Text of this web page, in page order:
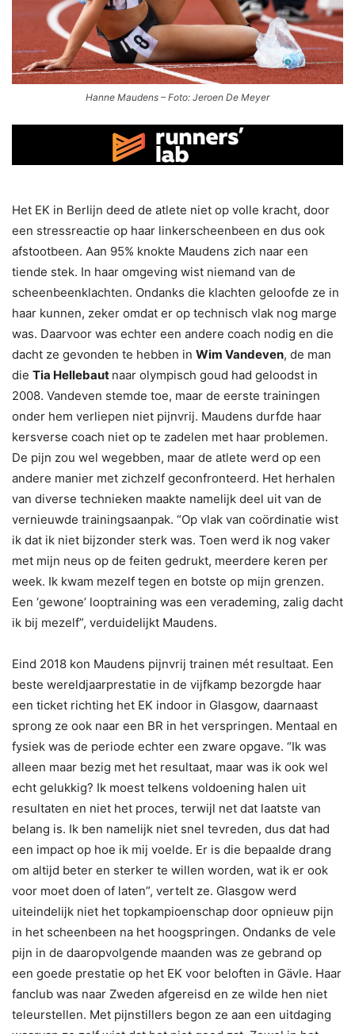
Hanne Maudens – Foto: Jeroen De Meyer
Het EK in Berlijn deed de atlete niet op volle kracht, door
een stressreactie op haar linkerscheenbeen en dus ook
afstootbeen. Aan 95% knokte Maudens zich naar een
tiende stek. In haar omgeving wist niemand van de
scheenbeenklachten. Ondanks die klachten geloofde ze in
haar kunnen, zeker omdat er op technisch vlak nog marge
was. Daarvoor was echter een andere coach nodig en die
dacht ze gevonden te hebben in Wim Vandeven, de man
die Tia Hellebaut naar olympisch goud had geloodst in
2008. Vandeven stemde toe, maar de eerste trainingen
onder hem verliepen niet pijnvrij. Maudens durfde haar
kersverse coach niet op te zadelen met haar problemen.
De pijn zou wel wegebben, maar de atlete werd op een
andere manier met zichzelf geconfronteerd. Het herhalen
van diverse technieken maakte namelijk deel uit van de
vernieuwde trainingsaanpak. “Op vlak van coördinatie wist
ik dat ik niet bijzonder sterk was. Toen werd ik nog vaker
met mijn neus op de feiten gedrukt, meerdere keren per
week. Ik kwam mezelf tegen en botste op mijn grenzen.
Een ‘gewone’ looptraining was een verademing, zalig dacht
ik bij mezelf”, verduidelijkt Maudens.
Eind 2018 kon Maudens pijnvrij trainen mét resultaat. Een
beste wereldjaarprestatie in de vijfkamp bezorgde haar
een ticket richting het EK indoor in Glasgow, daarnaast
sprong ze ook naar een BR in het verspringen. Mentaal en
fysiek was de periode echter een zware opgave. “Ik was
alleen maar bezig met het resultaat, maar was ik ook wel
echt gelukkig? Ik moest telkens voldoening halen uit
resultaten en niet het proces, terwijl net dat laatste van
belang is. Ik ben namelijk niet snel tevreden, dus dat had
een impact op hoe ik mij voelde. Er is die bepaalde drang
om altijd beter en sterker te willen worden, wat ik er ook
voor moet doen of laten”, vertelt ze. Glasgow werd
uiteindelijk niet het topkampioenschap door opnieuw pijn
in het scheenbeen na het hoogspringen. Ondanks de vele
pijn in de daaropvolgende maanden was ze gebrand op
een goede prestatie op het EK voor beloften in Gävle. Haar
fanclub was naar Zweden afgereisd en ze wilde hen niet
teleurstellen. Met pijnstillers begon ze aan een uitdaging